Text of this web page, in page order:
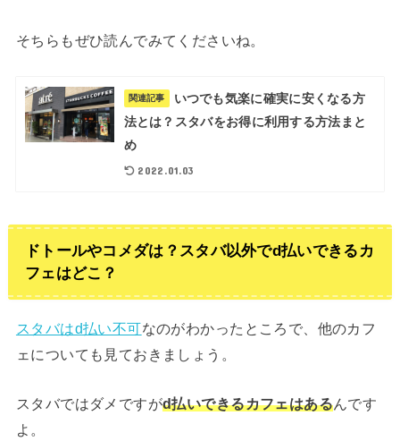
そちらもぜひ読んでみてくださいね。
関連記事
いつでも気楽に確実に安くなる方
法とは？スタバをお得に利用する方法まと
め
2022.01.03
ドトールやコメダは？スタバ以外でd払いできるカ
フェはどこ？
スタバはd払い不可なのがわかったところで、他のカフ
ェについても見ておきましょう。
スタバではダメですがd払いできるカフェはあるんです
よ。